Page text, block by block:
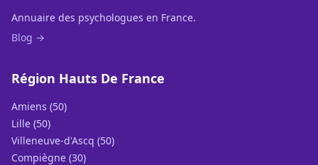
Annuaire des psychologues en France.
Blog →
Région Hauts De France
Amiens (50)
Lille (50)
Villeneuve-d'Ascq (50)
Compiègne (30)